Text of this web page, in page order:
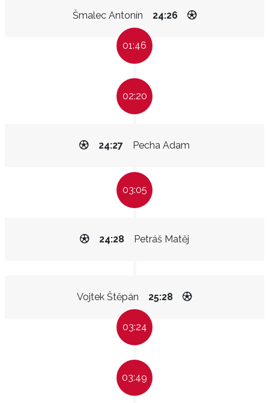
Šmalec Antonín 24:26
01:46
02:20
Pecha Adam
24:27
03:05
Petráš Matěj
24:28
Vojtek Štěpán 25:28
03:24
03:49